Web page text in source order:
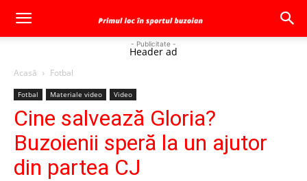
- Publicitate -
Header ad
Acasă Fotbal
Fotbal Materiale video Video
Cine salvează Gloria?
Buzoienii speră la un ajutor
din partea CJ